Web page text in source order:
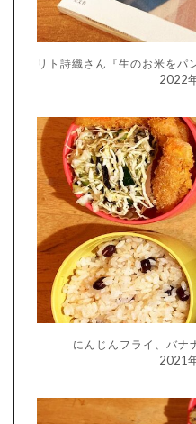
2022
にんじんフライ、バナ
2021